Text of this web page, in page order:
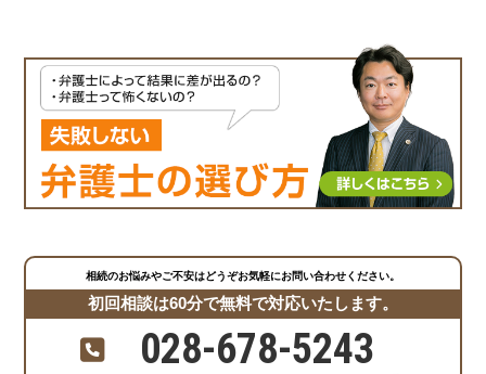
相続のお悩みやご不安はどうぞお気軽にお問い合わせください。
初回相談は60分で無料で対応いたします。
028-678-5243